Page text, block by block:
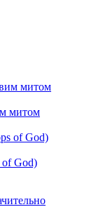
митом
of God)